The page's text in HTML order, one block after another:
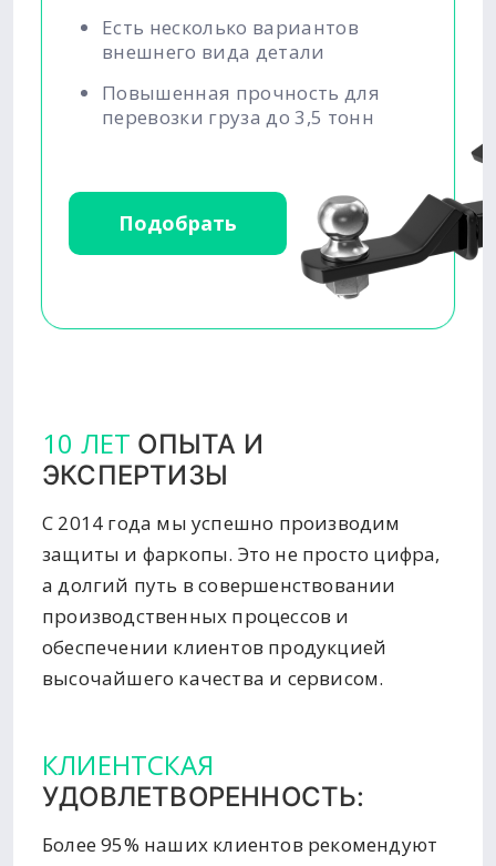
Есть несколько вариантов
внешнего вида детали
Повышенная прочность для
перевозки груза до 3,5 тонн
Подобрать
10 ЛЕТ ОПЫТА И
ЭКСПЕРТИЗЫ
С 2014 года мы успешно производим
защиты и фаркопы. Это не просто цифра,
а долгий путь в совершенствовании
производственных процессов и
обеспечении клиентов продукцией
высочайшего качества и сервисом.
КЛИЕНТСКАЯ
УДОВЛЕТВОРЕННОСТЬ:
Более 95% наших клиентов рекомендуют